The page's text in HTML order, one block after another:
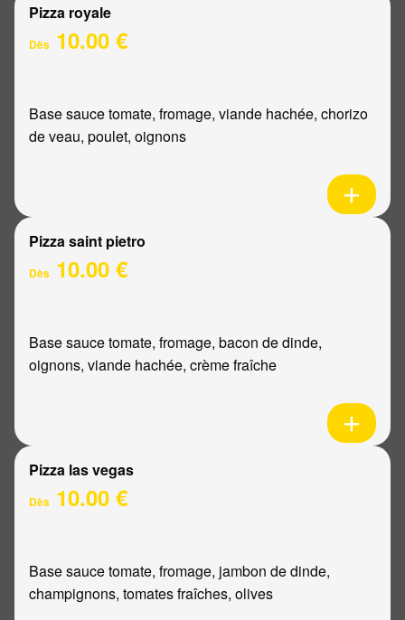
Pizza royale
Dès 10.00 €
Base sauce tomate, fromage, viande hachée, chorizo
de veau, poulet, oignons
Pizza saint pietro
Dès 10.00 €
Base sauce tomate, fromage, bacon de dinde,
oignons, viande hachée, crème fraîche
Pizza las vegas
Dès 10.00 €
Base sauce tomate, fromage, jambon de dinde,
champignons, tomates fraîches, olives